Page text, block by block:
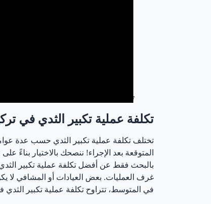
تكلفة عملية تكبير الثدي في
تختلف تكلفة عملية تكبير الثدي حسب عدة
المتوقعة بعد الإجراء! ننصحك بالاختيار بناءً
بالبحث فقط عن أفضل تكلفة عملية تكبير الثدي
غرف العمليات. بعض العيادات أو المشافي
في المتوسط، تتراوح تكلفة عملية تكبير الثدي في تركيا بين 3000 إلى